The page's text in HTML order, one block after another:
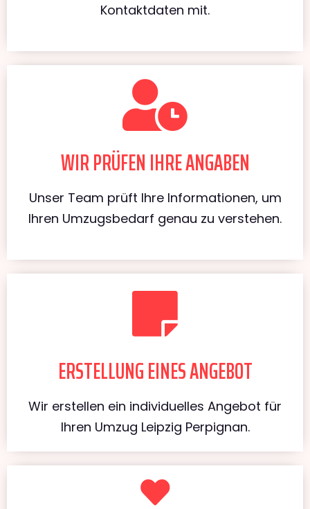
Kontaktdaten mit.
WIR PRÜFEN IHRE ANGABEN
Unser Team prüft Ihre Informationen, um
Ihren Umzugsbedarf genau zu verstehen.
ERSTELLUNG EINES ANGEBOT
Wir erstellen ein individuelles Angebot für
Ihren Umzug Leipzig Perpignan.